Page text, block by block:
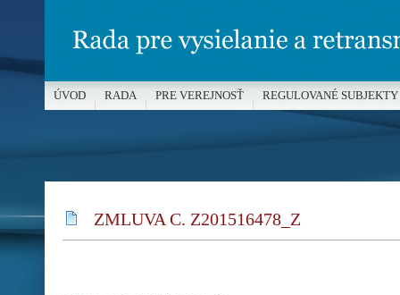
ZMLUVA C. Z201516478_Z
ÚVOD RADA PRE VEREJNOSŤ REGULOVANÉ SUBJEKTY